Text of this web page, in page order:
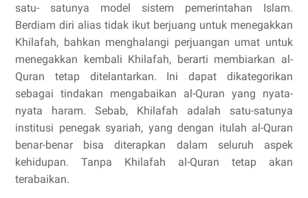
satu- satunya model sistem pemerintahan Islam.
Berdiam diri alias tidak ikut berjuang untuk menegakkan
Khilafah, bahkan menghalangi perjuangan umat untuk
menegakkan kembali Khilafah, berarti membiarkan al-
Quran tetap ditelantarkan. Ini dapat dikategorikan
sebagai tindakan mengabaikan al-Quran yang nyata-
nyata haram. Sebab, Khilafah adalah satu-satunya
institusi penegak syariah, yang dengan itulah al-Quran
benar-benar bisa diterapkan dalam seluruh aspek
kehidupan. Tanpa Khilafah al-Quran tetap akan
terabaikan.